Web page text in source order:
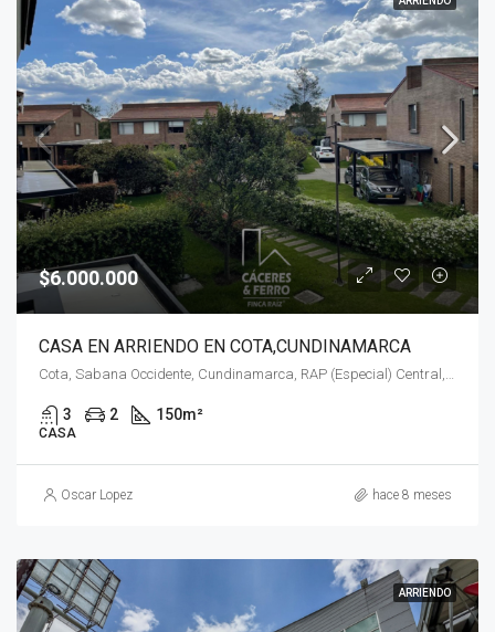
$6.000.000
CASA EN ARRIENDO EN COTA,CUNDINAMARCA
3 2 150m²
CASA
Oscar Lopez hace 8 meses
ARRIENDO